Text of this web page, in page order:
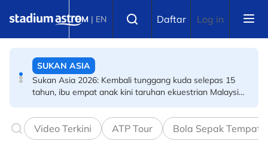
BM | EN Daftar Log in
Sukan Asia 2026: Kembali tunggang kuda selepas 15
BOLA SEPAK
Piala Hyundai ASEAN: Wan Kuzain terharu akhirnya
barisi kesebelasan utama Harimau Malaya
Video Terkini ATP Tour Bola Sepak